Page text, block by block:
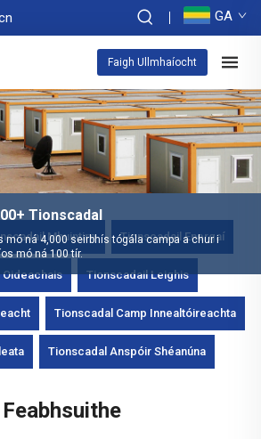
GA
Faigh Ullmhaíocht
Tionscadal
mó ná 4,000 seirbhís tógála campa a chur i
mó ná 100 tír.
Mhuintire Tionscadail Energaí
Tionscadail Leighis
Tionscadal Camp Innealtóireachta
Tionscadal Anspóir Shéanúna